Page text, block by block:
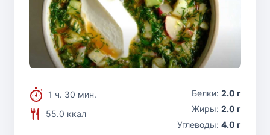
1 ч. 30 мин.
55.0 ккал
Белки: 2.0 г
Жиры: 2.0 г
Углеводы: 4.0 г